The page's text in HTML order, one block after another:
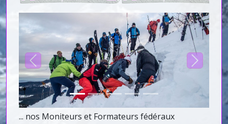
Previous Next
... nos Moniteurs et Formateurs fédéraux